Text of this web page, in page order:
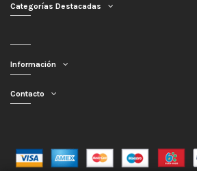
Categorías Destacadas
Información
Contacto